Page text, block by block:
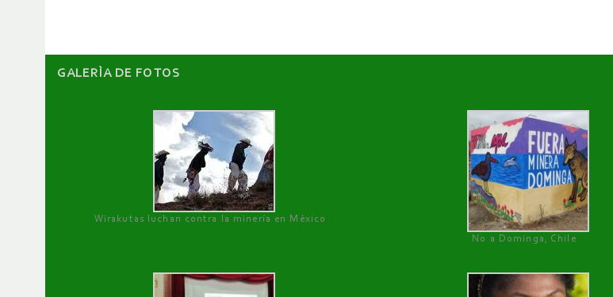
GALERÌA DE FOTOS
Wirakutas luchan contra la minería en México
No a Dominga, Chile